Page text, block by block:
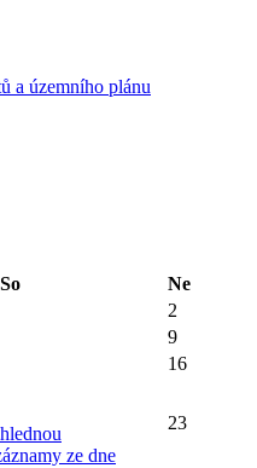
a územního plánu
So
Ne
2
9
16
ze dne
23